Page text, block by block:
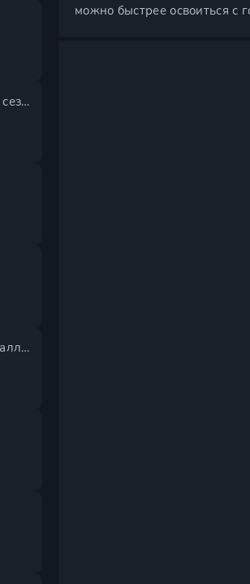
можно быстрее освоиться с
Реинкарнация безработного 3 сезон
Рыцарь-скелет вступает в параллельный мир 2 сезон